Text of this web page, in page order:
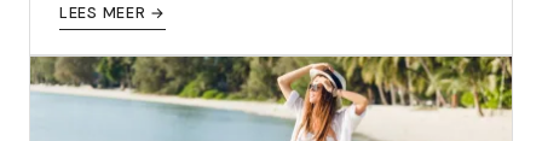
alleen moet je omgaan met e...
LEES MEER →